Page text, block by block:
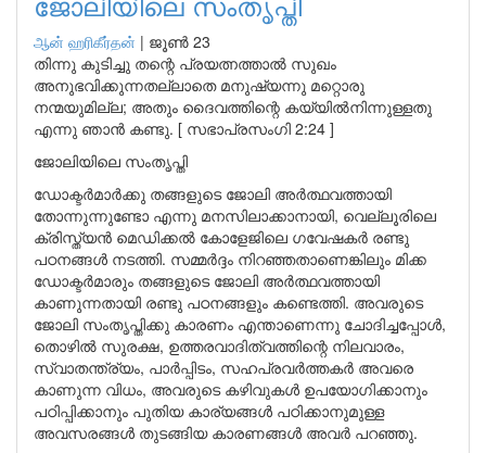
ஆன் ஹரிகீர்தன் | ജൂൺ 23
തിന്നു കുടിച്ചു തന്റെ പ്രയത്നത്താൽ സുഖം
അനുഭവിക്കുന്നതല്ലാതെ മനുഷ്യന്നു മറ്റൊരു
നന്മയുമില്ല; അതും ദൈവത്തിന്റെ കയ്യിൽനിന്നുള്ളതു
എന്നു ഞാൻ കണ്ടു. [ സഭാപ്രസംഗി 2:24 ]
ജോലിയിലെ സംതൃപ്തി
ഡോക്ടർമാർക്കു തങ്ങളുടെ ജോലി അർത്ഥവത്തായി
തോന്നുന്നുണ്ടോ എന്നു മനസിലാക്കാനായി, വെല്ലൂരിലെ
ക്രിസ്ത്യൻ മെഡിക്കൽ കോളേജിലെ ഗവേഷകർ രണ്ടു
പഠനങ്ങൾ നടത്തി. സമ്മർദ്ദം നിറഞ്ഞതാണെങ്കിലും മിക്ക
ഡോക്ടർമാരും തങ്ങളുടെ ജോലി അർത്ഥവത്തായി
കാണുന്നതായി രണ്ടു പഠനങ്ങളും കണ്ടെത്തി. അവരുടെ
ജോലി സംതൃപ്തിക്കു കാരണം എന്താണെന്നു ചോദിച്ചപ്പോൾ,
തൊഴിൽ സുരക്ഷ, ഉത്തരവാദിത്വത്തിന്റെ നിലവാരം,
സ്വാതന്ത്ര്യം, പാർപ്പിടം, സഹപ്രവർത്തകർ അവരെ
കാണുന്ന വിധം, അവരുടെ കഴിവുകൾ ഉപയോഗിക്കാനും
പഠിപ്പിക്കാനും പുതിയ കാര്യങ്ങൾ പഠിക്കാനുമുള്ള
അവസരങ്ങൾ തുടങ്ങിയ കാരണങ്ങൾ അവർ പറഞ്ഞു.